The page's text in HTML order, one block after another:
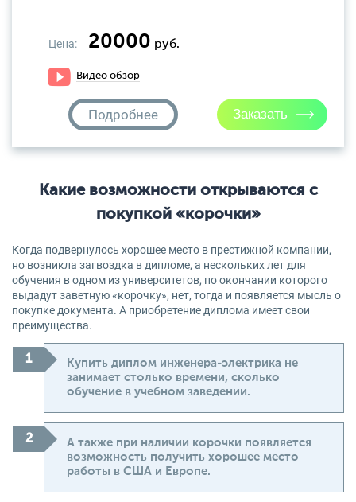
Цена: 20000 руб.
Видео обзор
Подробнее
Какие возможности открываются с
покупкой «корочки»
Когда подвернулось хорошее место в престижной компании,
но возникла загвоздка в дипломе, а нескольких лет для
обучения в одном из университетов, по окончании которого
выдадут заветную «корочку», нет, тогда и появляется мысль о
покупке документа. А приобретение диплома имеет свои
преимущества.
Купить диплом инженера-электрика не
занимает столько времени, сколько
обучение в учебном заведении.
А также при наличии корочки появляется
возможность получить хорошее место
работы в США и Европе.